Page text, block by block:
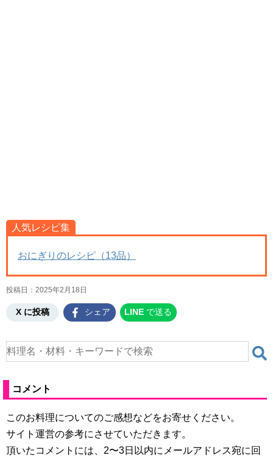
人気レシピ集
おにぎりのレシピ（13品）
投稿日： 2025年2月18日
X に投稿 シェア LINE で送る
コメント
このお料理についてのご感想などをお寄せください。
サイト運営の参考にさせていただきます。
頂いたコメントには、2〜3日以内にメールアドレス宛に回